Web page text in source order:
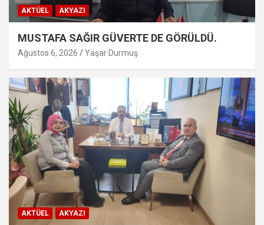
AKTÜEL AKYAZI
MUSTAFA SAĞIR GÜVERTE DE GÖRÜLDÜ.
Ağustos 6, 2026 Yaşar Durmuş
AKTÜEL AKYAZI